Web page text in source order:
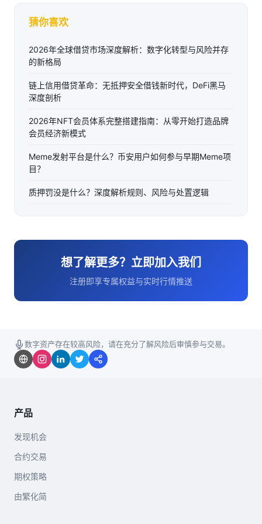
猜你喜欢
2026年全球借贷市场深度解析：数字化转型与风险并存
的新格局
链上信用借贷革命：无抵押安全借钱新时代，DeFi黑马
深度剖析
2026年NFT会员体系完整搭建指南：从零开始打造品牌
会员经济新模式
Meme发射平台是什么？币安用户如何参与早期Meme项
目？
质押罚没是什么？深度解析规则、风险与处置逻辑
想了解更多？立即加入我们
注册即享专属权益与实时行情推送
数字资产存在较高风险，请在充分了解风险后审慎参与交易。
产品
发现机会
合约交易
期权策略
由繁化简